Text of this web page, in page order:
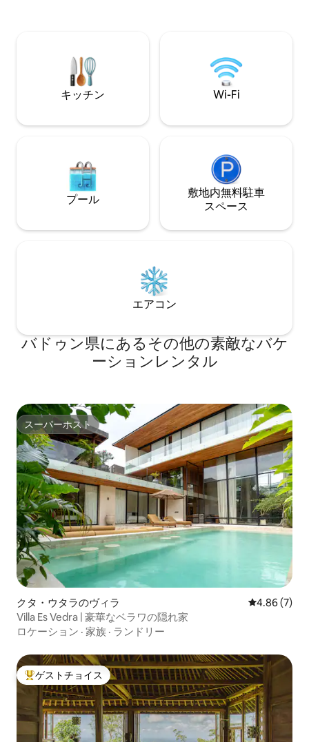
キッチン Wi-Fi
プール
敷地内無料駐⁠車
ス⁠ペ⁠ー⁠ス
エアコン
バドゥン県にあるその他の素敵なバケ
ーションレンタル
スーパーホスト
スーパーホスト
クタ・ウタラのヴィラ レビュー7
4.86 (7)
Villa Es Vedra | 豪華なベラワの隠れ家
ロケーション · 家族 · ランドリー
大好評のゲストチョイスです。
ゲストチョイス